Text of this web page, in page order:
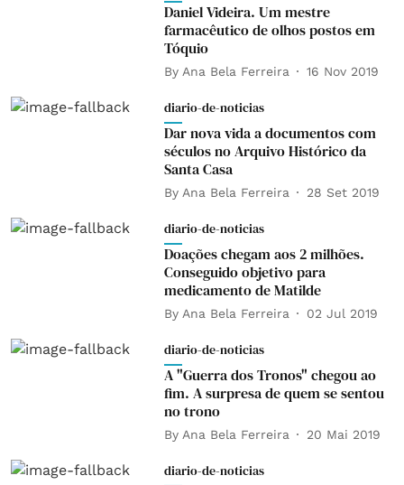
Daniel Videira. Um mestre
farmacêutico de olhos postos em
Tóquio
By Ana Bela Ferreira 16 Nov 2019
diario-de-noticias
Dar nova vida a documentos com
séculos no Arquivo Histórico da
Santa Casa
By Ana Bela Ferreira 28 Set 2019
diario-de-noticias
Doações chegam aos 2 milhões.
Conseguido objetivo para
medicamento de Matilde
By Ana Bela Ferreira 02 Jul 2019
diario-de-noticias
A "Guerra dos Tronos" chegou ao
fim. A surpresa de quem se sentou
no trono
By Ana Bela Ferreira 20 Mai 2019
diario-de-noticias